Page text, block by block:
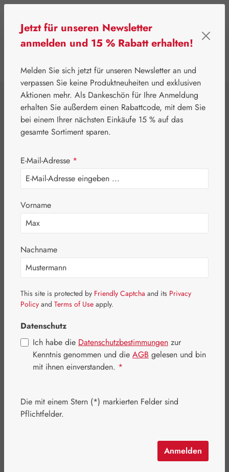
⌂ Aktionen Newsletter-Angebote
Jetlag-Hecht 1,5 mg
Kapseln
Bildergalerie überspringen
Regulärer Preis:
16,90 € (20% gespart)
Inhalt: 0.008 Kilogramm (1.690,00 € / 1 Kilogramm)
Preise inkl. MwSt. zzgl. Versandkosten
Jetzt für unseren Newsletter
anmelden und 15 % Rabatt erhalten!
Melden Sie sich jetzt für unseren Newsletter an und
verpassen Sie keine Produktneuheiten und exklusiven
Aktionen mehr. Als Dankeschön für Ihre Anmeldung
erhalten Sie außerdem einen Rabattcode, mit dem Sie
bei einem Ihrer nächsten Einkäufe 15 % auf das
gesamte Sortiment sparen.
E-Mail-Adresse *
Vorname
Nachname
This site is protected by Friendly Captcha and its Privacy
Policy and Terms of Use apply.
Datenschutz
Ich habe die Datenschutzbestimmungen zur
Kenntnis genommen und die AGB gelesen und bin
mit ihnen einverstanden. *
Die mit einem Stern (*) markierten Felder sind
Pflichtfelder.
Anmelden